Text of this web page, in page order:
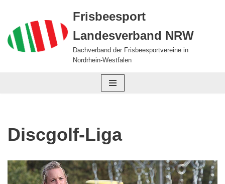
Zum
Inhalt
springen
Frisbeesport
Landesverband NRW
Dachverband der Frisbeesportvereine in
Nordrhein-Westfalen
Discgolf-Liga